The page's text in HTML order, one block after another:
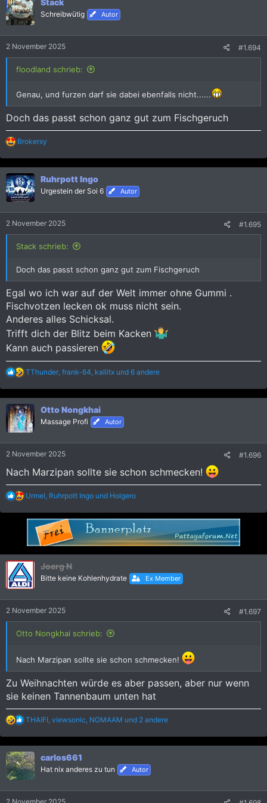
t
i
o
n
:
Stack
Schreibwütig Autor
2 November 2025 #1.694
floodland schrieb:
Genau, und furzen darf sie dabei ebenfalls nicht......
Doch das passt schon ganz gut zum Fischgeruch
R
a
k
t
i
o
n
:
Brokerxy
Ruhrpott Ingo
Urgestein der Soi 6 Autor
2 November 2025 #1.695
Stack schrieb:
Doch das passt schon ganz gut zum Fischgeruch
Egal wo ich war auf der Welt immer ohne Gummi .
Fischvotzen lecken ok muss nicht sein.
Anderes alles Schicksal.
Trifft dich der Blitz beim Kacken
Kann auch passieren
R
a
k
t
i
o
n
:
TThunder frank-64 kallitx und 6 andere
Otto Nongkhai
Massage Profi Autor
2 November 2025 #1.696
Nach Marzipan sollte sie schon schmecken!
R
a
n
e
n
:
Urmel Ruhrpott Ingo und Holgero
Joerg N
Bitte keine Kohlenhydrate Ex Member
2 November 2025 #1.697
Otto Nongkhai schrieb:
Nach Marzipan sollte sie schon schmecken!
Zu Weihnachten würde es aber passen, aber nur wenn
sie keinen Tannenbaum unten hat
R
a
k
t
i
THAIFI viewsonic NOMAAM und 2 andere
carlos661
Hat nix anderes zu tun Autor